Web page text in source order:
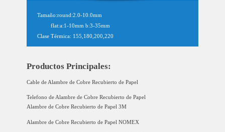
Tamaño:round:2.0-10.0mm
flat:a:1-10mm b:3-35mm
Clase Térmica: 155,180,200,220
Productos Principales:
Cable de Alambre de Cobre Recubierto de Papel
Telefono de Alambre de Cobre Recubierto de Papel
Alambre de Cobre Recubierto de Papel 3M
Alambre de Cobre Recubierto de Papel NOMEX